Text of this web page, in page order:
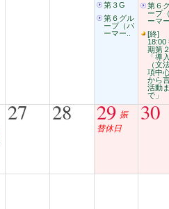
第３G
第６グル
ープ（パ
ーマー..
第６
ープ
ーマ
[終]
18:00
期第
「導
（文
項中
から
活動
で」
27 28 29 振
替休日
30